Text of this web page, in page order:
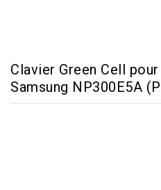
Clavier Green Cell
Samsung NP300E5A